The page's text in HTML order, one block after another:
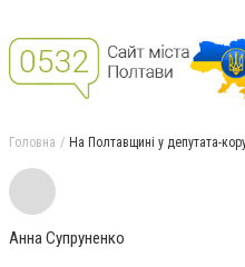
Головна На Полтавщині у депутата-
Анна Супруненко